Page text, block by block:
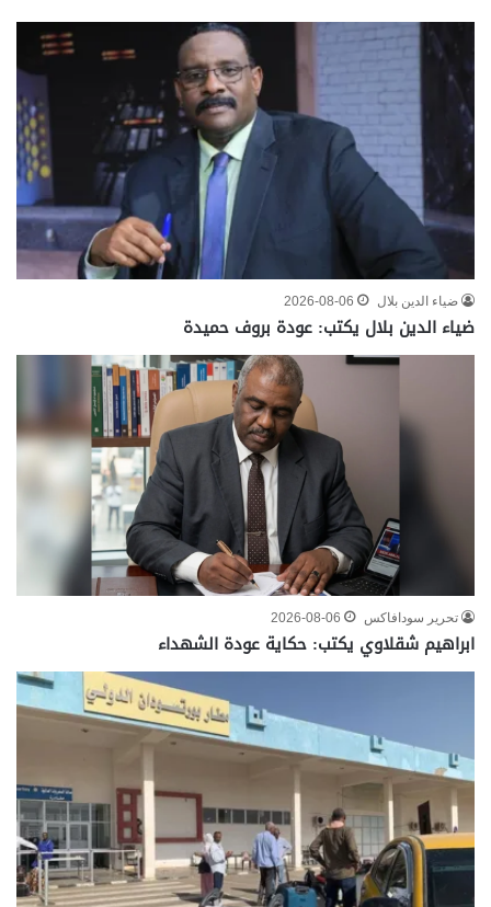
ضياء الدين بلال 2026-08-06
ضياء الدين بلال يكتب: عودة بروف حميدة
تحرير سودافاكس 2026-08-06
ابراهيم شقلاوي يكتب: حكاية عودة الشهداء